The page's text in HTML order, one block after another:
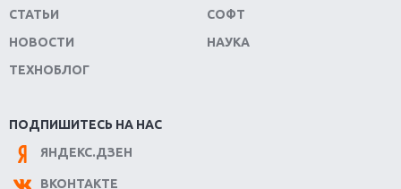
Обзор игры The Crew 2: покорение Америки
Важнейшие анонсы E3 2018
Крупнейшие релизы мая: Nintendo, Microsoft и
Новинки для Nintendo Switch: Labo, South Park и
СТАТЬИ
НОВОСТИ
ТЕХНОБЛОГ
СОФТ
НАУКА
ПОДПИШИТЕСЬ НА НАС
ЯНДЕКС.ДЗЕН
ВКОНТАКТЕ